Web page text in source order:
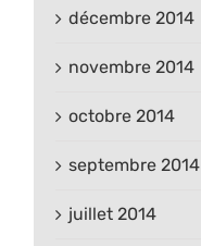
décembre 2014
novembre 2014
octobre 2014
septembre 2014
juillet 2014